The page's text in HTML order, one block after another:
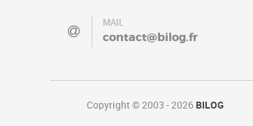
MAIL
contact@bilog.fr
Copyright © 2003 - 2026 BILOG